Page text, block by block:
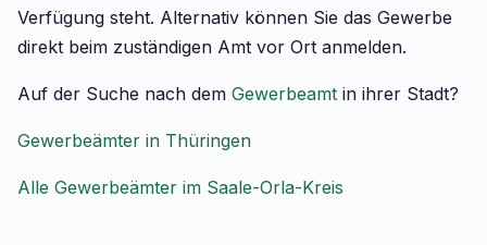
Verfügung steht. Alternativ können Sie das Gewerbe
direkt beim zuständigen Amt vor Ort anmelden.
Auf der Suche nach dem Gewerbeamt in ihrer Stadt?
Gewerbeämter in Thüringen
Alle Gewerbeämter im Saale-Orla-Kreis